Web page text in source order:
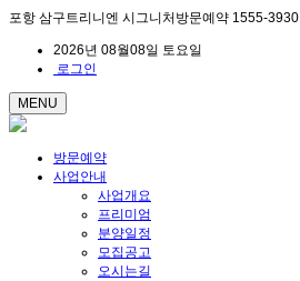
포항 삼구트리니엔 시그니처방문예약 1555-3930
2026년 08월08일 토요일
로그인
MENU
방문예약
사업안내
사업개요
프리미엄
분양일정
모집공고
오시는길